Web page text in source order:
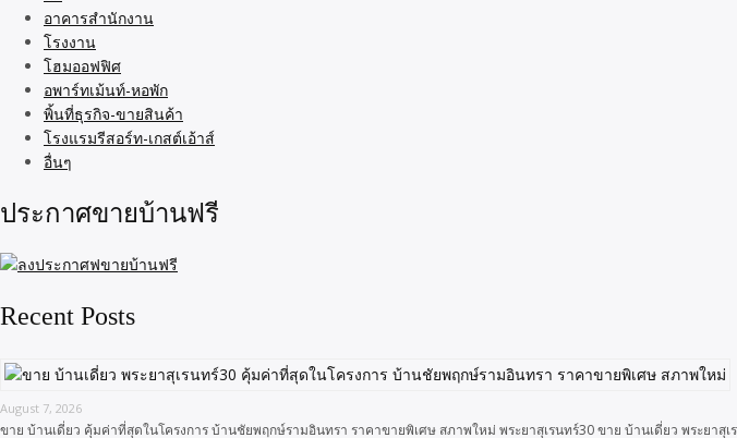
อาคารสำนักงาน
โรงงาน
โฮมออฟฟิศ
อพาร์ทเม้นท์-หอพัก
พิ้นที่ธุรกิจ-ขายสินค้า
โรงแรมรีสอร์ท-เกสต์เอ้าส์
อื่นๆ
ประกาศขายบ้านฟรี
Recent Posts
August 7, 2026
ขาย บ้านเดี่ยว คุ้มค่าที่สุดในโครงการ บ้านชัยพฤกษ์รามอินทรา ราคาขายพิเศษ สภาพใหม่ พระยาสุเรนทร์30 ขาย บ้านเดี่ยว พระย